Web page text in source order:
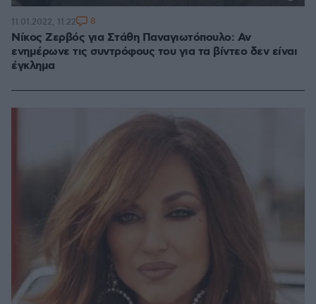
Νίκος Ζερβός για Στάθη Παναγιωτόπουλο: Αν
ενημέρωνε τις συντρόφους του για τα βίντεο δεν είναι
έγκλημα
11.01.2022, 11:22 8